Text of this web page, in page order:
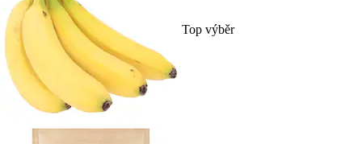
Top výběr